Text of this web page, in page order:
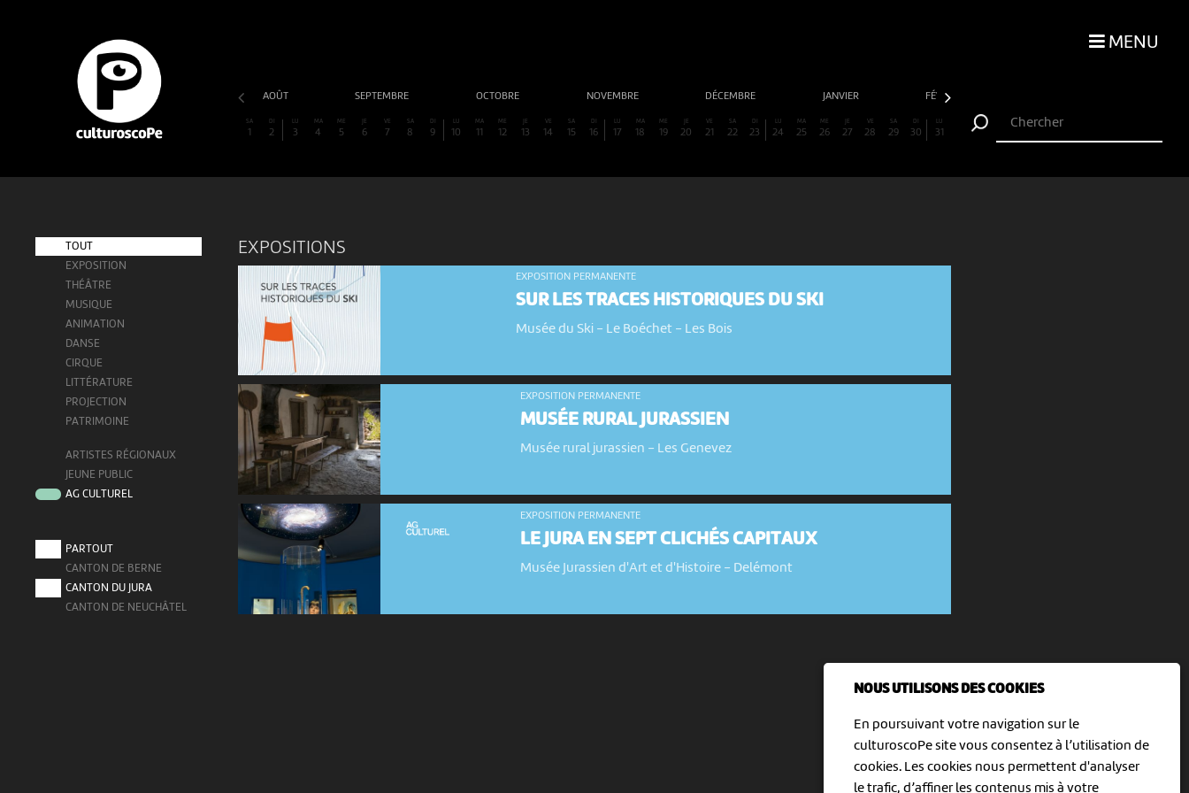
NOUS UTILISONS DES COOKIES
En poursuivant votre navigation sur le
culturoscoPe site vous consentez à l’utilisation de
cookies. Les cookies nous permettent d'analyser
le trafic, d’affiner les contenus mis à votre
MENU
AOÛT SEPTEMBRE OCTOBRE NOVEMBRE DÉCEMBRE JANVIER FÉVRIER
SA
1
DI
2
LU
3
MA
4
ME
5
JE
6
VE
7
SA
8
DI
9
LU
10
MA
11
ME
12
JE
13
VE
14
SA
15
DI
16
LU
17
MA
18
ME
19
JE
20
VE
21
SA
22
DI
23
LU
24
MA
25
ME
26
JE
27
VE
28
SA
29
DI
30
LU
31
TOUT
EXPOSITION
THÉÂTRE
MUSIQUE
ANIMATION
DANSE
CIRQUE
LITTÉRATURE
PROJECTION
PATRIMOINE
ARTISTES RÉGIONAUX
JEUNE PUBLIC
AG CULTUREL
PARTOUT
CANTON DE BERNE
CANTON DU JURA
CANTON DE NEUCHÂTEL
EXPOSITIONS
EXPOSITION PERMANENTE
SUR LES TRACES HISTORIQUES DU SKI
Musée du Ski - Le Boéchet - Les Bois
EXPOSITION PERMANENTE
MUSÉE RURAL JURASSIEN
Musée rural jurassien - Les Genevez
EXPOSITION PERMANENTE
LE JURA EN SEPT CLICHÉS CAPITAUX
Musée Jurassien d'Art et d'Histoire - Delémont